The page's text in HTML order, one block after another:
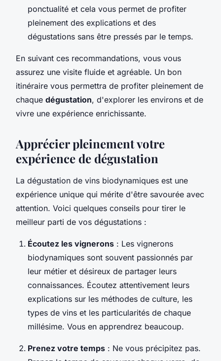
ponctualité et cela vous permet de profiter
pleinement des explications et des
dégustations sans être pressés par le temps.
En suivant ces recommandations, vous vous
assurez une visite fluide et agréable. Un bon
itinéraire vous permettra de profiter pleinement de
chaque dégustation, d'explorer les environs et de
vivre une expérience enrichissante.
Apprécier pleinement votre
expérience de dégustation
La dégustation de vins biodynamiques est une
expérience unique qui mérite d'être savourée avec
attention. Voici quelques conseils pour tirer le
meilleur parti de vos dégustations :
Écoutez les vignerons : Les vignerons
biodynamiques sont souvent passionnés par
leur métier et désireux de partager leurs
connaissances. Écoutez attentivement leurs
explications sur les méthodes de culture, les
types de vins et les particularités de chaque
millésime. Vous en apprendrez beaucoup.
Prenez votre temps : Ne vous précipitez pas.